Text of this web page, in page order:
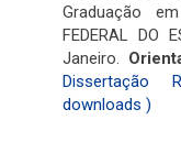
Graduação
FEDERAL DO
Janeiro.
Dissertação
downloads )